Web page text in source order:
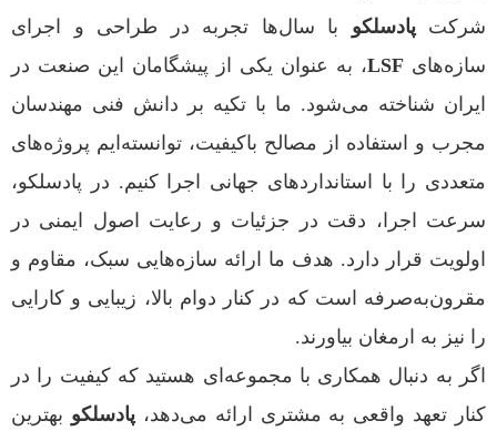
شرکت پادسلکو با سال‌ها تجربه در طراحی و اجرای
سازه‌های LSF، به عنوان یکی از پیشگامان این صنعت در
ایران شناخته می‌شود. ما با تکیه بر دانش فنی مهندسان
مجرب و استفاده از مصالح باکیفیت، توانسته‌ایم پروژه‌های
متعددی را با استانداردهای جهانی اجرا کنیم. در پادسلکو،
سرعت اجرا، دقت در جزئیات و رعایت اصول ایمنی در
اولویت قرار دارد. هدف ما ارائه سازه‌هایی سبک، مقاوم و
مقرون‌به‌صرفه است که در کنار دوام بالا، زیبایی و کارایی
را نیز به ارمغان بیاورند.
اگر به دنبال همکاری با مجموعه‌ای هستید که کیفیت را در
کنار تعهد واقعی به مشتری ارائه می‌دهد، پادسلکو بهترین